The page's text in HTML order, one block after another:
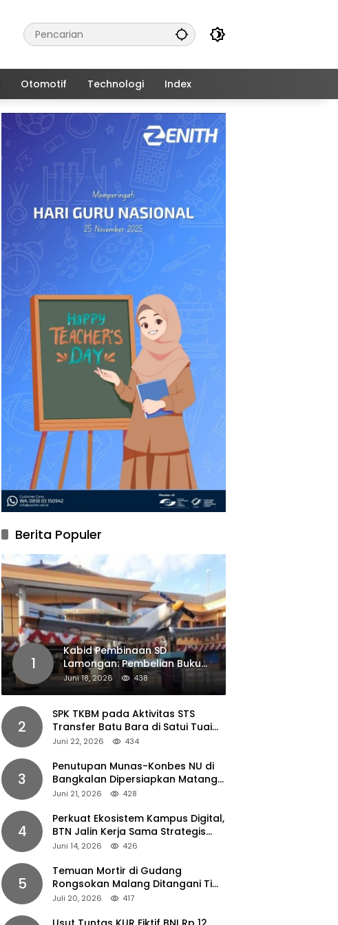
Otomotif Technologi Index
Berita Populer
1
Kabid Pembinaan SD
Lamongan: Pembelian Buku
Pendamping Tidak Boleh
Dipaksakan
Juni 18, 2026 438
2
SPK TKBM pada Aktivitas STS
Transfer Batu Bara di Satui Tuai
Sorotan
Juni 22, 2026 434
3
Penutupan Munas-Konbes NU di
Bangkalan Dipersiapkan Matang,
Gus Ipul Turun Tangan
Juni 21, 2026 428
4
Perkuat Ekosistem Kampus Digital,
BTN Jalin Kerja Sama Strategis
dengan UNAIR
Juni 14, 2026 426
5
Temuan Mortir di Gudang
Rongsokan Malang Ditangani Tim
Gegana Polda Jatim
Juli 20, 2026 417